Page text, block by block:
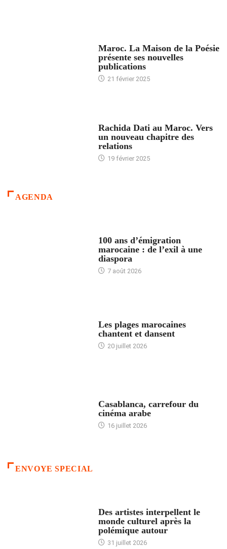
Maroc. La Maison de la Poésie
présente ses nouvelles
publications
21 février 2025
Rachida Dati au Maroc. Vers
un nouveau chapitre des
relations
19 février 2025
AGENDA
100 ans d’émigration
marocaine : de l’exil à une
diaspora
7 août 2026
Les plages marocaines
chantent et dansent
20 juillet 2026
Casablanca, carrefour du
cinéma arabe
16 juillet 2026
ENVOYE SPECIAL
Des artistes interpellent le
monde culturel après la
polémique autour
31 juillet 2026